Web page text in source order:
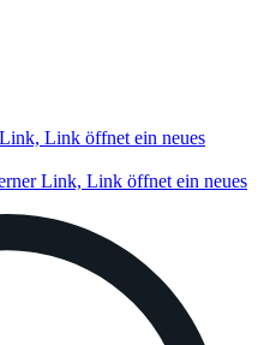
Link öffnet ein neues
Link, Link öffnet ein neues